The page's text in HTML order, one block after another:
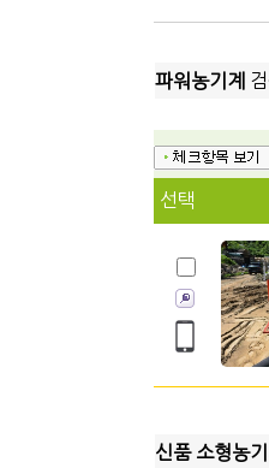
파워농기계
선택
신품 소형농기